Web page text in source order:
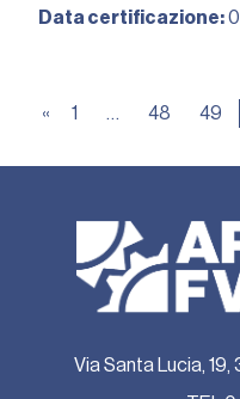
Data certificazione:
« 1 … 48 49
Via Santa Lucia, 19,